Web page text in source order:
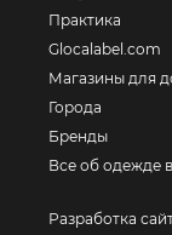
Практика
Glocalabel.com
Магазины для
Города
Бренды
Все об одежде
Разработка